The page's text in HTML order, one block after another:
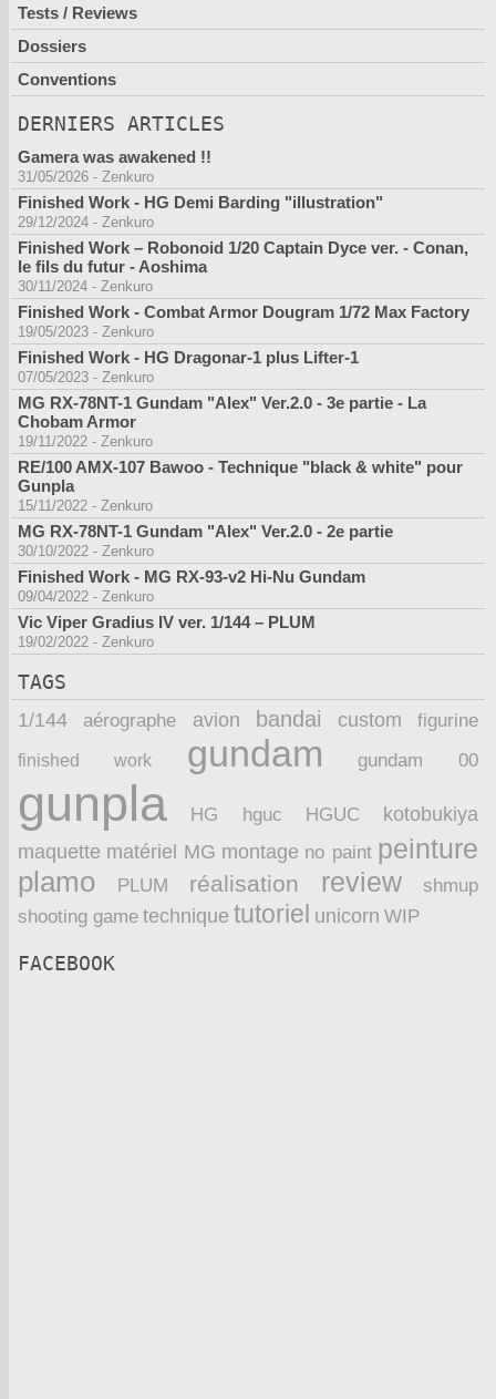
Tests / Reviews
Dossiers
Conventions
DERNIERS ARTICLES
Gamera was awakened !!
31/05/2026 - Zenkuro
Finished Work - HG Demi Barding "illustration"
29/12/2024 - Zenkuro
Finished Work – Robonoid 1/20 Captain Dyce ver. - Conan,
le fils du futur - Aoshima
30/11/2024 - Zenkuro
Finished Work - Combat Armor Dougram 1/72 Max Factory
19/05/2023 - Zenkuro
Finished Work - HG Dragonar-1 plus Lifter-1
07/05/2023 - Zenkuro
MG RX-78NT-1 Gundam "Alex" Ver.2.0 - 3e partie - La
Chobam Armor
19/11/2022 - Zenkuro
RE/100 AMX-107 Bawoo - Technique "black & white" pour
Gunpla
15/11/2022 - Zenkuro
MG RX-78NT-1 Gundam "Alex" Ver.2.0 - 2e partie
30/10/2022 - Zenkuro
Finished Work - MG RX-93-v2 Hi-Nu Gundam
09/04/2022 - Zenkuro
Vic Viper Gradius IV ver. 1/144 – PLUM
19/02/2022 - Zenkuro
TAGS
1/144 aérographe avion bandai custom figurine
finished work gundam gundam 00
gunpla HG hguc HGUC
kotobukiya
maquette matériel MG montage no paint peinture
plamo PLUM réalisation review
shmup
shooting game technique tutoriel unicorn WIP
FACEBOOK